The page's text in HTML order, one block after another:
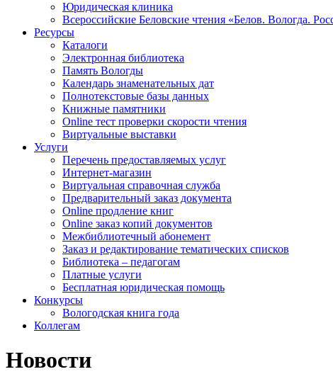
Юридическая клиника
Всероссийские Беловские чтения «Белов. Вологда.
Ресурсы
Каталоги
Электронная библиотека
Память Вологды
Календарь знаменательных дат
Полнотекстовые базы данных
Книжные памятники
Online тест проверки скорости чтения
Виртуальные выставки
Услуги
Перечень предоставляемых услуг
Интернет-магазин
Виртуальная справочная служба
Предварительный заказ документа
Online продление книг
Online заказ копий документов
Межбиблиотечный абонемент
Заказ и редактирование тематических списков
Библиотека – педагогам
Платные услуги
Бесплатная юридическая помощь
Конкурсы
Вологодская книга года
Коллегам
Новости